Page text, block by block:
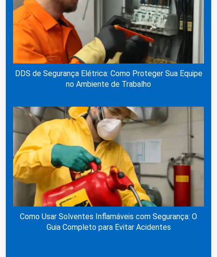
DDS de Segurança Elétrica: Como Proteger Sua Equipe
no Ambiente de Trabalho
Como Usar Solventes Inflamáveis com Segurança: O
Guia Completo para Evitar Acidentes